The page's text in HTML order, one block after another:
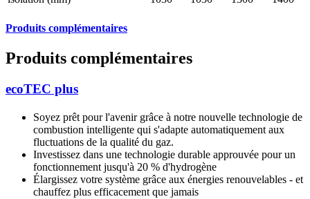
Produits complémentaires
Produits complémentaires
ecoTEC plus
Soyez prêt pour l'avenir grâce à notre nouvelle technologie de
combustion intelligente qui s'adapte automatiquement aux
fluctuations de la qualité du gaz.
Investissez dans une technologie durable approuvée pour un
fonctionnement jusqu'à 20 % d'hydrogène
Élargissez votre système grâce aux énergies renouvelables - et
chauffez plus efficacement que jamais